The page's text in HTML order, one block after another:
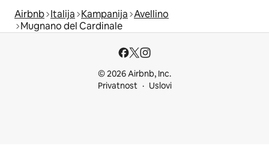
Airbnb Italija Kampanija Avellino
Mugnano del Cardinale
© 2026 Airbnb, Inc.
Privatnost
Uslovi